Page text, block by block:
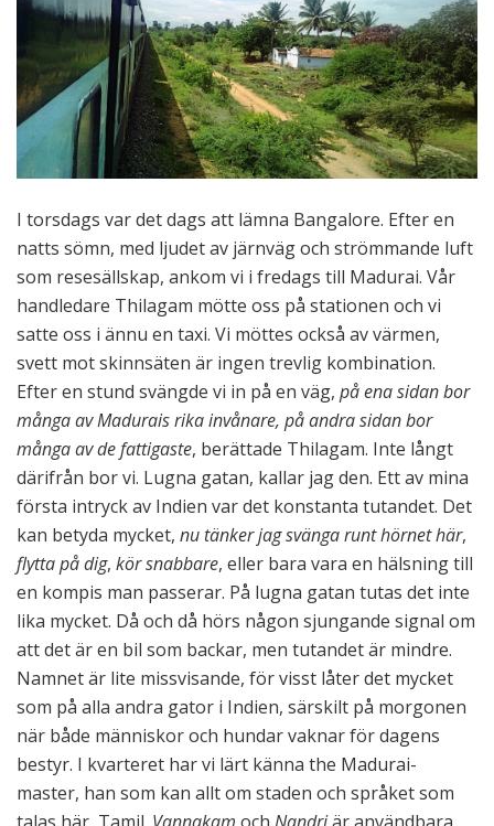
I torsdags var det dags att lämna Bangalore. Efter en
natts sömn, med ljudet av järnväg och strömmande luft
som resesällskap, ankom vi i fredags till Madurai. Vår
handledare Thilagam mötte oss på stationen och vi
satte oss i ännu en taxi. Vi möttes också av värmen,
svett mot skinnsäten är ingen trevlig kombination.
Efter en stund svängde vi in på en väg, på ena sidan bor
många av Madurais rika invånare, på andra sidan bor
många av de fattigaste, berättade Thilagam. Inte långt
därifrån bor vi. Lugna gatan, kallar jag den. Ett av mina
första intryck av Indien var det konstanta tutandet. Det
kan betyda mycket, nu tänker jag svänga runt hörnet här,
flytta på dig, kör snabbare, eller bara vara en hälsning till
en kompis man passerar. På lugna gatan tutas det inte
lika mycket. Då och då hörs någon sjungande signal om
att det är en bil som backar, men tutandet är mindre.
Namnet är lite missvisande, för visst låter det mycket
som på alla andra gator i Indien, särskilt på morgonen
när både människor och hundar vaknar för dagens
bestyr. I kvarteret har vi lärt känna the Madurai-
master, han som kan allt om staden och språket som